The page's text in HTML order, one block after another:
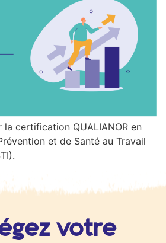
la certification QUALIANOR en
et de Santé au Travail
votre